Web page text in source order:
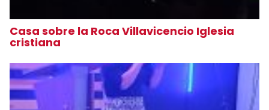
Casa sobre la Roca Villavicencio Iglesia
cristiana